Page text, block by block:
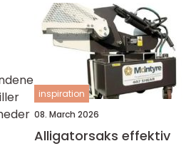
inspiration
08. March 2026
Alligatorsaks effektiv